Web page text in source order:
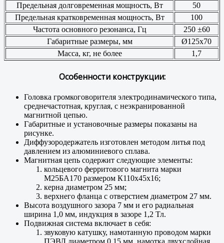
Предельная долговременная мощность, Вт
50
Предельная кратковременная мощность, Вт
100
Частота основного резонанса, Гц
250 ±60
Габаритные размеры, мм
Ø125x70
Масса, кг, не более
1,7
Особенности конструкции:
Головка громкоговорителя электродинамического типа,
среднечастотная, круглая, с неэкранированной
магнитной цепью.
Габаритные и установочные размеры показаны на
рисунке.
Диффузородержатель изготовлен методом литья под
давлением из алюминиевого сплава.
Магнитная цепь содержит следующие элементы:
кольцевого ферритового магнита марки
М25БА170 размером К110x45x16;
керна диаметром 25 мм;
верхнего фланца с отверстием диаметром 27 мм.
Высота воздушного зазора 7 мм и его радиальная
ширина 1,0 мм, индукция в зазоре 1,2 Тл.
Подвижная система включает в себя:
звуковую катушку, намотанную проводом марки